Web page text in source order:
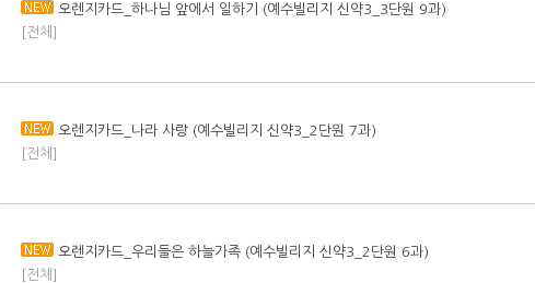
오렌지카드_하나님 앞에서 일하기 (예수빌리지 신약3_3단원 9과)
[전체]
오렌지카드_나라 사랑 (예수빌리지 신약3_2단원 7과)
[전체]
오렌지카드_우리들은 하늘가족 (예수빌리지 신약3_2단원 6과)
[전체]